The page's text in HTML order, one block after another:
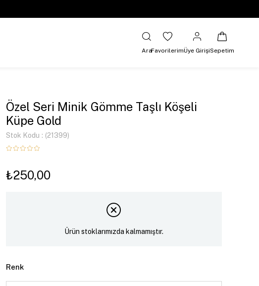
AraFavorilerimÜye GirişiSepetim
Özel Seri Minik Gömme Taşlı Köşeli
Küpe Gold
Stok Kodu (21399)
₺250,00
Ürün stoklarımızda kalmamıştır.
Renk